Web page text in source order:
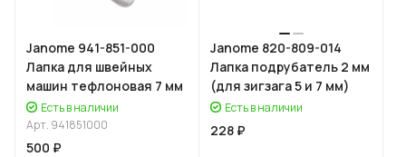
Janome 941-851-000
Лапка для швейных
машин тефлоновая 7 мм
Есть в наличии
Арт. 941851000
500 ₽
Janome 820-809-014
Лапка подрубатель 2 мм
(для зигзага 5 и 7 мм)
Есть в наличии
228 ₽